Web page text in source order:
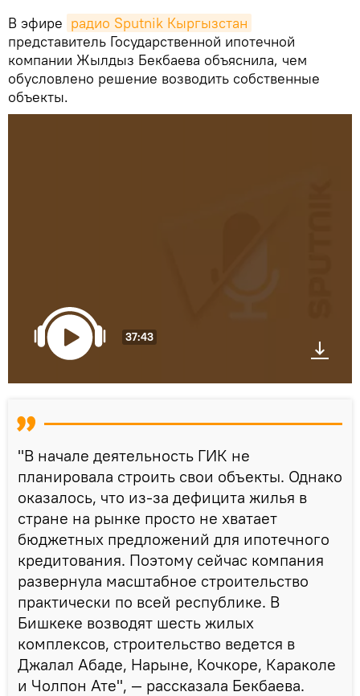
В эфире радио Sputnik Кыргызстан
представитель Государственной ипотечной
компании Жылдыз Бекбаева объяснила, чем
обусловлено решение возводить собственные
объекты.
37:43
"В начале деятельность ГИК не
планировала строить свои объекты. Однако
оказалось, что из-за дефицита жилья в
стране на рынке просто не хватает
бюджетных предложений для ипотечного
кредитования. Поэтому сейчас компания
развернула масштабное строительство
практически по всей республике. В
Бишкеке возводят шесть жилых
комплексов, строительство ведется в
Джалал Абаде, Нарыне, Кочкоре, Караколе
и Чолпон Ате", — рассказала Бекбаева.